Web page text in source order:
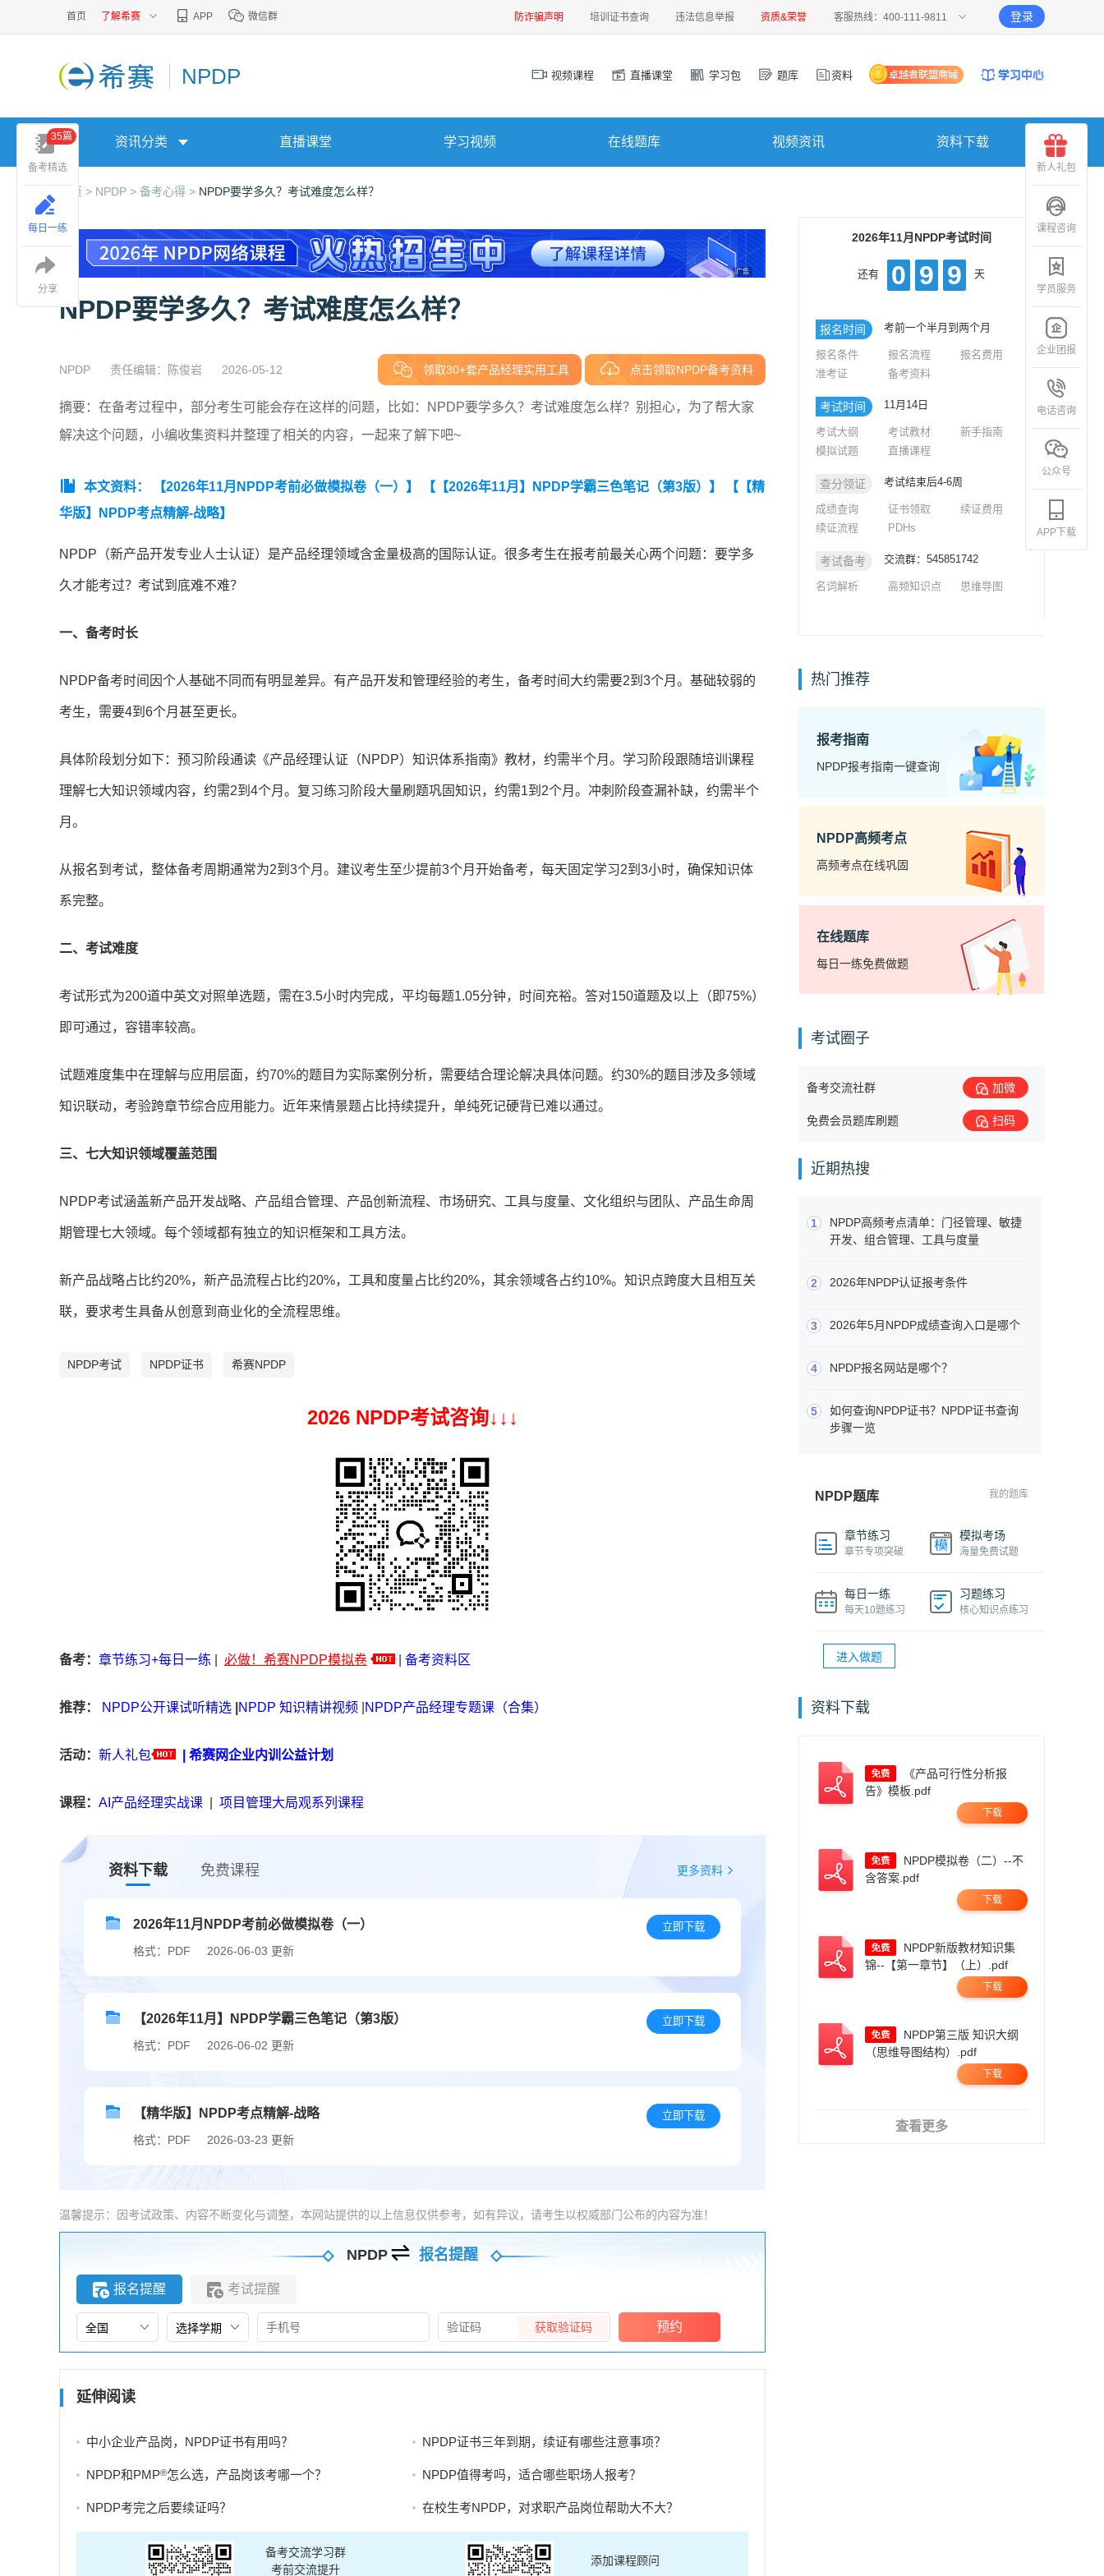
首页 了解希赛 APP 微信群 防诈骗声明 培训证书查询 违法信息举报 资质&荣誉 客服热线：400-111-9811 登录
NPDP 视频课程 直播课堂 学习包 题库 资料
资讯分类 直播课堂 学习视频 在线题库 视频资讯 资料下载
首页 > NPDP > 备考心得 > NPDP要学多久？考试难度怎么样？
广告
NPDP要学多久？考试难度怎么样？
NPDP 责任编辑：陈俊岩 2026-05-12 领取30+套产品经理实用工具 点击领取NPDP备考资料
摘要：在备考过程中，部分考生可能会存在这样的问题，比如：NPDP要学多久？考试难度怎么样？别担心，为了帮大家
解决这个问题，小编收集资料并整理了相关的内容，一起来了解下吧~
本文资料： 【2026年11月NPDP考前必做模拟卷（一）】 【【2026年11月】NPDP学霸三色笔记（第3版）】
【【精
华版】NPDP考点精解-战略】
NPDP（新产品开发专业人士认证）是产品经理领域含金量极高的国际认证。很多考生在报考前最关心两个问题：要学多
久才能考过？考试到底难不难？
一、备考时长
NPDP备考时间因个人基础不同而有明显差异。有产品开发和管理经验的考生，备考时间大约需要2到3个月。基础较弱的
考生，需要4到6个月甚至更长。
具体阶段划分如下：预习阶段通读《产品经理认证（NPDP）知识体系指南》教材，约需半个月。学习阶段跟随培训课程
理解七大知识领域内容，约需2到4个月。复习练习阶段大量刷题巩固知识，约需1到2个月。冲刺阶段查漏补缺，约需半个
月。
从报名到考试，整体备考周期通常为2到3个月。建议考生至少提前3个月开始备考，每天固定学习2到3小时，确保知识体
系完整。
二、考试难度
考试形式为200道中英文对照单选题，需在3.5小时内完成，平均每题1.05分钟，时间充裕。答对150道题及以上（即75%）
即可通过，容错率较高。
试题难度集中在理解与应用层面，约70%的题目为实际案例分析，需要结合理论解决具体问题。约30%的题目涉及多领域
知识联动，考验跨章节综合应用能力。近年来情景题占比持续提升，单纯死记硬背已难以通过。
三、七大知识领域覆盖范围
NPDP考试涵盖新产品开发战略、产品组合管理、产品创新流程、市场研究、工具与度量、文化组织与团队、产品生命周
期管理七大领域。每个领域都有独立的知识框架和工具方法。
新产品战略占比约20%，新产品流程占比约20%，工具和度量占比约20%，其余领域各占约10%。知识点跨度大且相互关
联，要求考生具备从创意到商业化的全流程思维。
NPDP考试 NPDP证书 希赛NPDP
2026 NPDP考试咨询↓ ↓ ↓
备考： 章节练习+每日一练 必做！希赛NPDP模拟卷 备考资料区
推荐： NPDP公开课试听精选 NPDP 知识精讲视频 NPDP产品经理专题课（合集）
活动： 新人礼包 希赛网企业内训公益计划
课程： AI产品经理实战课 项目管理大局观系列课程
资料下载 免费课程 更多资料
2026年11月NPDP考前必做模拟卷（一）
格式：PDF 2026-06-03 更新
立即下载
【2026年11月】NPDP学霸三色笔记（第3版）
格式：PDF 2026-06-02 更新
立即下载
【精华版】NPDP考点精解-战略
格式：PDF 2026-03-23 更新
立即下载
温馨提示：因考试政策、内容不断变化与调整，本网站提供的以上信息仅供参考，如有异议，请考生以权威部门公布的内容为准！
NPDP 报名提醒
报名提醒 考试提醒
获取验证码 预约
延伸阅读
中小企业产品岗，NPDP证书有用吗？ NPDP证书三年到期，续证有哪些注意事项？
NPDP和PMP®怎么选，产品岗该考哪一个？ NPDP值得考吗，适合哪些职场人报考？
NPDP考完之后要续证吗？ 在校生考NPDP，对求职产品岗位帮助大不大？
备考交流学习群
考前交流提升
添加课程顾问
2026年11月NPDP考试时间
还有 0 9 9 天
报名时间 考前一个半月到两个月
报名条件 报名流程
报名费用
准考证
备考资料
考试时间 11月14日
考试大纲 考试教材
新手指南
模拟试题
直播课程
查分领证 考试结束后4-6周
成绩查询 证书领取
续证费用
续证流程
PDHs
考试备考 交流群：545851742
名词解析 高频知识点 思维导图
热门推荐
报考指南
NPDP报考指南一键查询
NPDP高频考点
高频考点在线巩固
在线题库
每日一练免费做题
考试圈子
备考交流社群 加微
免费会员题库刷题 扫码
近期热搜
1
NPDP高频考点清单：门径管理、敏捷
开发、组合管理、工具与度量
2 2026年NPDP认证报考条件
3 2026年5月NPDP成绩查询入口是哪个
4 NPDP报名网站是哪个？
5
如何查询NPDP证书？NPDP证书查询
步骤一览
NPDP题库 我的题库
章节练习
章节专项突破
模拟考场
海量免费试题
每日一练
每天10题练习
习题练习
核心知识点练习
进入做题
资料下载
告》模板.pdf
下载
含答案.pdf
下载
锦--【第一章节】（上）.pdf
下载
（思维导图结构）.pdf
下载
查看更多
备考精选
35篇
每日一练
分享
新人礼包
课程咨询
学员服务
企业团报
电话咨询
公众号
APP下载